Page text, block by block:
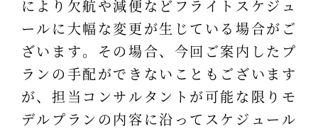
により欠航や減便などフライトスケジュ
ールに大幅な変更が生じている場合がご
ざいます。その場合、今回ご案内したプ
ランの手配ができないこともございます
が、担当コンサルタントが可能な限りモ
デルプランの内容に沿ってスケジュール